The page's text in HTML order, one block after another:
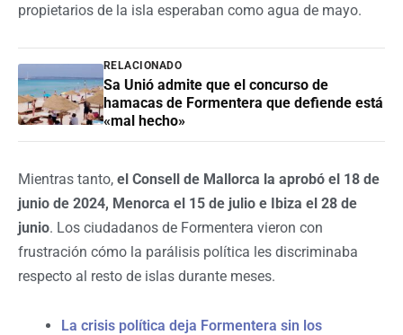
propietarios de la isla esperaban como agua de mayo.
RELACIONADO
Sa Unió admite que el concurso de
hamacas de Formentera que defiende está
«mal hecho»
Mientras tanto, el Consell de Mallorca la aprobó el 18 de
junio de 2024, Menorca el 15 de julio e Ibiza el 28 de
junio. Los ciudadanos de Formentera vieron con
frustración cómo la parálisis política les discriminaba
respecto al resto de islas durante meses.
La crisis política deja Formentera sin los